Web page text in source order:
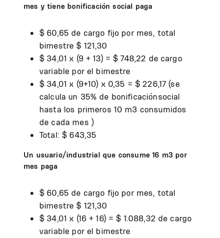
mes y tiene bonificación social paga
$ 60,65 de cargo fijo por mes, total
bimestre $ 121,30
$ 34,01 x (9 + 13) = $ 748,22 de cargo
variable por el bimestre
$ 34,01 x (9+10) x 0,35 = $ 226,17 (se
calcula un 35% de bonificaciónsocial
hasta los primeros 10 m3 consumidos
de cada mes )
Total: $ 643,35
Un usuario/industrial que consume 16 m3 por
mes paga
$ 60,65 de cargo fijo por mes, total
bimestre $ 121,30
$ 34,01 x (16 + 16) = $ 1.088,32 de cargo
variable por el bimestre